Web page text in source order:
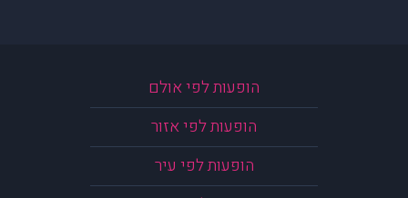
הופעות לפי אולם
הופעות לפי אזור
הופעות לפי עיר